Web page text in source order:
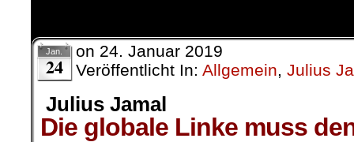
Jan.
24
on 24. Januar 2019
Veröffentlicht In: Allgemein, Julius
Julius Jamal
Die globale Linke muss